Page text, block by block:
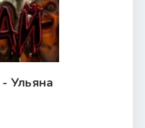
Ульяна